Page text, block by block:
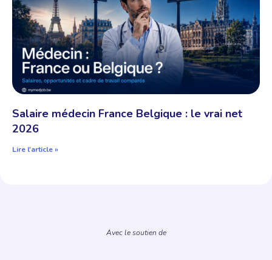
Salaire médecin France Belgique : le vrai net
2026
Lire l'article »
Avec le soutien de